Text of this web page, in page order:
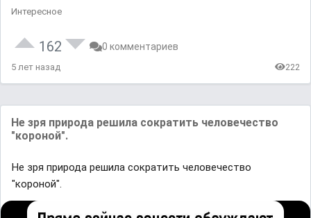
Интересное
162 0 комментариев
5 лет назад 222
Не зря природа решила сократить человечество
"короной".
Не зря природа решила сократить человечество
"короной".